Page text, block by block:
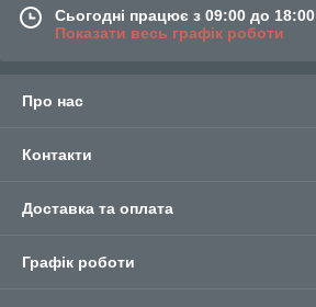
Сьогодні працює з 09:00 до 18:00
Показати весь графік роботи
Про нас
Контакти
Доставка та оплата
Графік роботи